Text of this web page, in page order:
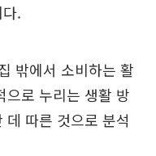
.
밖에서 소비하는 활
으로 누리는 생활 방
따른 것으로 분석